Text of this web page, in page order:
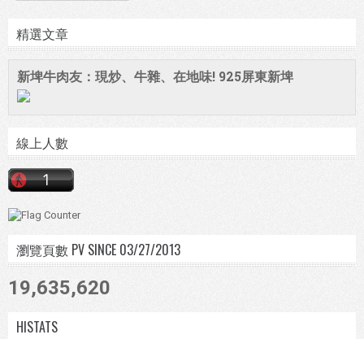
精選文章
新埤牛肉友：現炒、牛雜、在地味! 925屏東新埤
線上人數
瀏覽頁數 PV SINCE 03/27/2013
19,635,620
HISTATS